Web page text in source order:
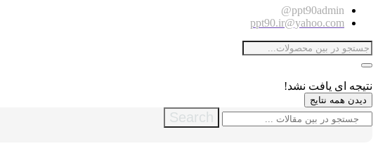
ppt90admin@
ppt90.ir@yahoo.com
نتیجه ای یافت نشد!
دیدن همه نتایج
Search